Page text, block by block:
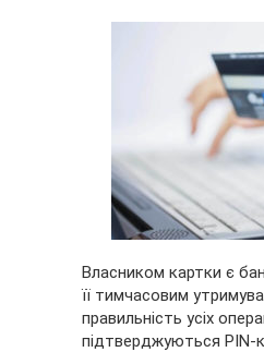
Власником картки є
її тимчасовим
правильність усіх
підтверджуються PIN-